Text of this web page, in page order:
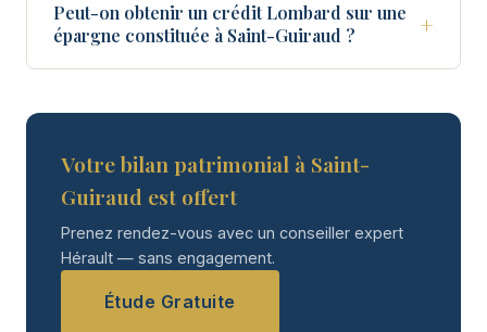
Peut-on obtenir un crédit Lombard sur une
épargne constituée à Saint-Guiraud ?
+
Votre bilan patrimonial à Saint-
Guiraud est offert
Prenez rendez-vous avec un conseiller expert
Hérault — sans engagement.
Étude Gratuite